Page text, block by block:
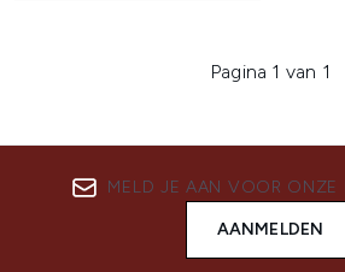
Pagina 1 van 1
MELD JE AAN VOOR ONZE
AANMELDEN